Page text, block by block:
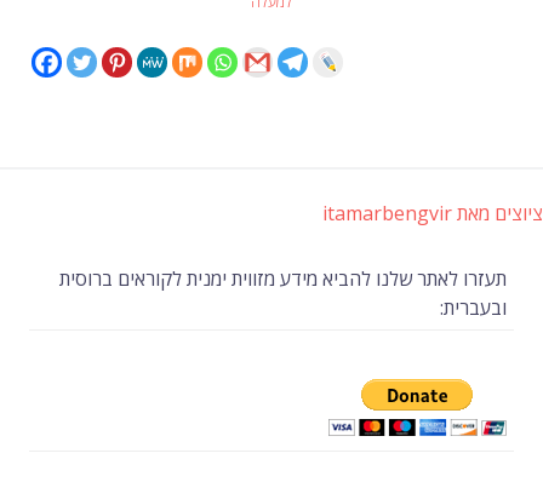
ציוצים מאת itamarbengvir
תעזרו לאתר שלנו להביא מידע מזווית ימנית לקוראים ברוסית
ובעברית: